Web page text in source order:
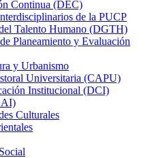
Continua (DEC)
de la PUCP
Talento Humano (DGTH)
Planeamiento y Evaluación
y Urbanismo
Universitaria (CAPU)
Institucional (DCI)
Culturales